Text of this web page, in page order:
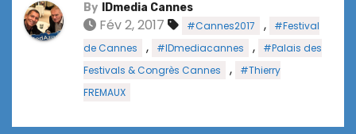
By IDmedia Cannes
Fév 2, 2017 #Cannes2017 ,
#Festival
de Cannes
, #IDmediacannes ,
#Palais des
Festivals & Congrès Cannes
,
#Thierry
FREMAUX